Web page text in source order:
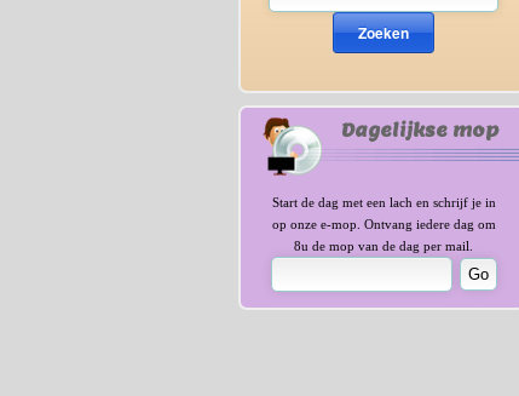
Zoeken
Dagelijkse mop
Start de dag met een lach en schrijf je in
op onze e-mop. Ontvang iedere dag om
8u de mop van de dag per mail.